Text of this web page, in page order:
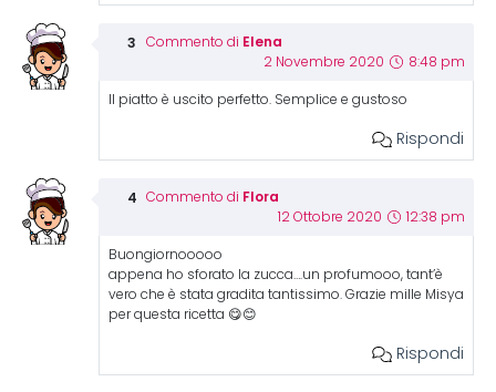
Commento di Elena
2 Novembre 2020 8:48 pm
Il piatto è uscito perfetto. Semplice e gustoso
Rispondi
Commento di Flora
12 Ottobre 2020 12:38 pm
Buongiornooooo
appena ho sforato la zucca….un profumooo, tant’è
vero che è stata gradita tantissimo. Grazie mille Misya
per questa ricetta 😋😊
Rispondi